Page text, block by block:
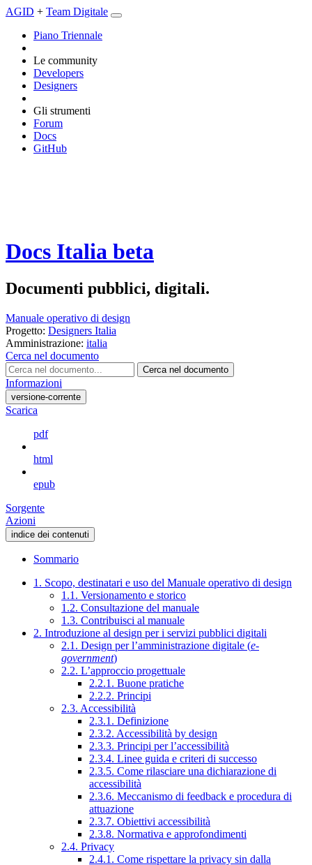
AGID + Team Digitale
Piano Triennale
Le community
Developers
Designers
Gli strumenti
Forum
Docs
GitHub
Docs Italia beta
Documenti pubblici, digitali.
Manuale operativo di design
Progetto: Designers Italia
Amministrazione: italia
Cerca nel documento
Cerca nel documento
Informazioni
versione-corrente
Scarica
pdf
html
epub
Sorgente
Azioni
indice dei contenuti
Sommario
1. Scopo, destinatari e uso del Manuale operativo di design
1.1. Versionamento e storico
1.2. Consultazione del manuale
1.3. Contribuisci al manuale
2. Introduzione al design per i servizi pubblici digitali
2.1. Design per l’amministrazione digitale (e-
government)
2.2. L’approccio progettuale
2.2.1. Buone pratiche
2.2.2. Principi
2.3. Accessibilità
2.3.1. Definizione
2.3.2. Accessibilità by design
2.3.3. Principi per l’accessibilità
2.3.4. Linee guida e criteri di successo
2.3.5. Come rilasciare una dichiarazione di
accessibilità
2.3.6. Meccanismo di feedback e procedura di
attuazione
2.3.7. Obiettivi accessibilità
2.3.8. Normativa e approfondimenti
2.4. Privacy
2.4.1. Come rispettare la privacy sin dalla